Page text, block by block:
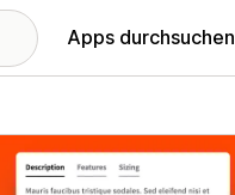
Apps durchsuchen